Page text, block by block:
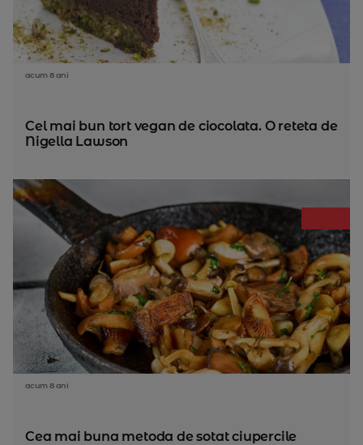
acum 8 ani
Cel mai bun tort vegan de ciocolata. O reteta de
Nigella Lawson
acum 8 ani
Cea mai buna metoda de sotat ciupercile